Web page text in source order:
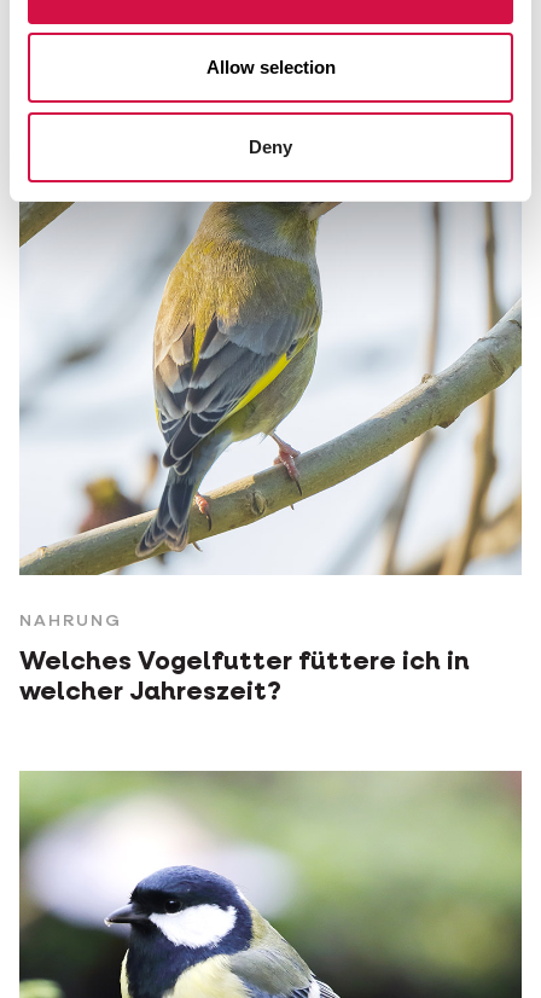
Allow selection
Deny
NAHRUNG
Welches Vogelfutter füttere ich in
welcher Jahreszeit?